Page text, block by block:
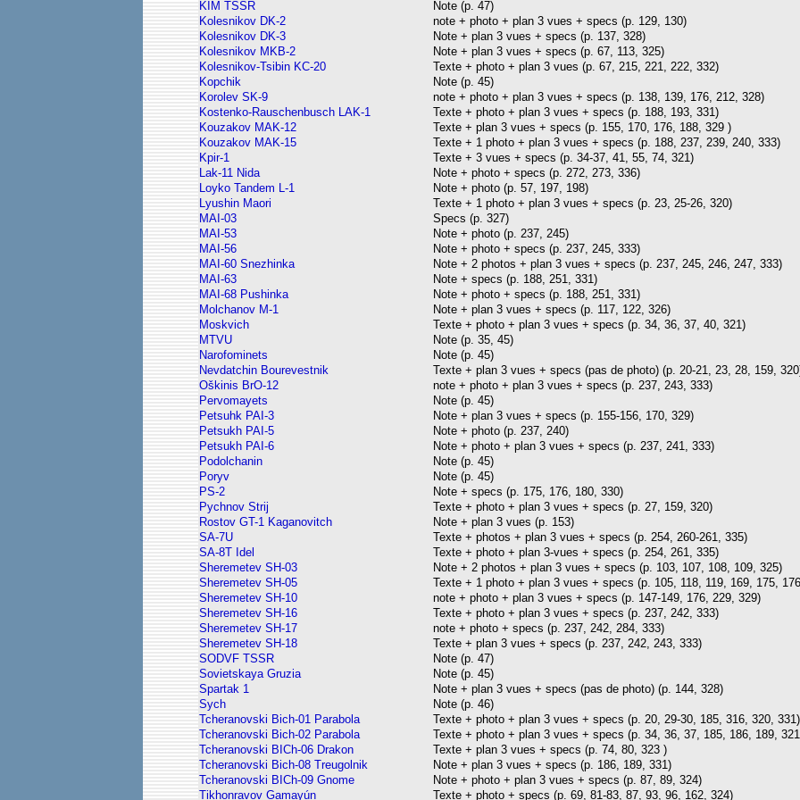
KIM TSSR
Note (p. 47)
Kolesnikov DK-2
note + photo + plan 3 vues + specs (p. 129, 130)
Kolesnikov DK-3
Note + plan 3 vues + specs (p. 137, 328)
Kolesnikov MKB-2
Note + plan 3 vues + specs (p. 67, 113, 325)
Kolesnikov-Tsibin KC-20
Texte + photo + plan 3 vues (p. 67, 215, 221, 222, 332)
Kopchik
Note (p. 45)
Korolev SK-9
note + photo + plan 3 vues + specs (p. 138, 139, 176, 212, 328)
Kostenko-Rauschenbusch LAK-1
Texte + photo + plan 3 vues + specs (p. 188, 193, 331)
Kouzakov MAK-12
Texte + plan 3 vues + specs (p. 155, 170, 176, 188, 329 )
Kouzakov MAK-15
Texte + 1 photo + plan 3 vues + specs (p. 188, 237, 239, 240, 333)
Kpir-1
Texte + 3 vues + specs (p. 34-37, 41, 55, 74, 321)
Lak-11 Nida
Note + photo + specs (p. 272, 273, 336)
Loyko Tandem L-1
Note + photo (p. 57, 197, 198)
Lyushin Maori
Texte + 1 photo + plan 3 vues + specs (p. 23, 25-26, 320)
MAI-03
Specs (p. 327)
MAI-53
Note + photo (p. 237, 245)
MAI-56
Note + photo + specs (p. 237, 245, 333)
MAI-60 Snezhinka
Note + 2 photos + plan 3 vues + specs (p. 237, 245, 246, 247, 333)
MAI-63
Note + specs (p. 188, 251, 331)
MAI-68 Pushinka
Note + photo + specs (p. 188, 251, 331)
Molchanov M-1
Note + plan 3 vues + specs (p. 117, 122, 326)
Moskvich
Texte + photo + plan 3 vues + specs (p. 34, 36, 37, 40, 321)
MTVU
Note (p. 35, 45)
Narofominets
Note (p. 45)
Nevdatchin Bourevestnik
Texte + plan 3 vues + specs (pas de photo) (p. 20-21, 23, 28, 159,
Oškinis BrO-12
note + photo + plan 3 vues + specs (p. 237, 243, 333)
Pervomayets
Note (p. 45)
Petsuhk PAI-3
Note + plan 3 vues + specs (p. 155-156, 170, 329)
Petsukh PAI-5
Note + photo (p. 237, 240)
Petsukh PAI-6
Note + photo + plan 3 vues + specs (p. 237, 241, 333)
Podolchanin
Note (p. 45)
Poryv
Note (p. 45)
PS-2
Note + specs (p. 175, 176, 180, 330)
Pychnov Strij
Texte + photo + plan 3 vues + specs (p. 27, 159, 320)
Rostov GT-1 Kaganovitch
Note + plan 3 vues (p. 153)
SA-7U
Texte + photos + plan 3 vues + specs (p. 254, 260-261, 335)
SA-8T Idel
Texte + photo + plan 3-vues + specs (p. 254, 261, 335)
Sheremetev SH-03
Note + 2 photos + plan 3 vues + specs (p. 103, 107, 108, 109, 325)
Sheremetev SH-05
Texte + 1 photo + plan 3 vues + specs (p. 105, 118, 119, 169, 175,
Sheremetev SH-10
note + photo + plan 3 vues + specs (p. 147-149, 176, 229, 329)
Sheremetev SH-16
Texte + photo + plan 3 vues + specs (p. 237, 242, 333)
Sheremetev SH-17
note + photo + specs (p. 237, 242, 284, 333)
Sheremetev SH-18
Texte + plan 3 vues + specs (p. 237, 242, 243, 333)
SODVF TSSR
Note (p. 47)
Sovietskaya Gruzia
Note (p. 45)
Spartak 1
Note + plan 3 vues + specs (pas de photo) (p. 144, 328)
Sych
Note (p. 46)
Tcheranovski Bich-01 Parabola
Texte + photo + plan 3 vues + specs (p. 20, 29-30, 185, 316, 320, 331)
Tcheranovski Bich-02 Parabola
Texte + photo + plan 3 vues + specs (p. 34, 36, 37, 185, 186, 189,
Tcheranovski BICh-06 Drakon
Texte + plan 3 vues + specs (p. 74, 80, 323 )
Tcheranovski Bich-08 Treugolnik
Note + plan 3 vues + specs (p. 186, 189, 331)
Tcheranovski BICh-09 Gnome
Note + photo + plan 3 vues + specs (p. 87, 89, 324)
Tikhonravov Gamayún
Texte + photo + specs (p. 69, 81-83, 87, 93, 96, 162, 324)